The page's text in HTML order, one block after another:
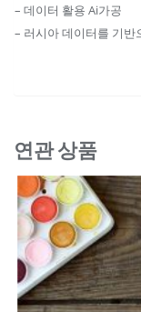
– 데이터 활용 Ai가공
– 러시아 데이터를 기
연관 상품